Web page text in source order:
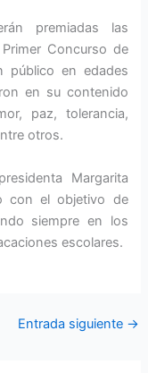
premiadas las
Concurso de
público en edades
en su contenido
paz, tolerancia,
otros.
Margarita
con el objetivo de
siempre en los
escolares.
Entrada siguiente →